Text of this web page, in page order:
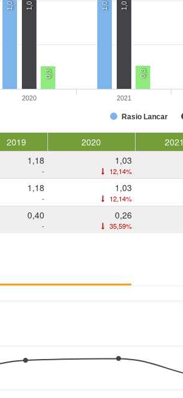
1,0
1,0
1,0
1,0
0,3
0,3
Rasio Lancar
2020 2021
2019 2020 2021
1,18
-
1,03
12,14%
1,18
-
1,03
12,14%
0,40
-
0,26
35,59%